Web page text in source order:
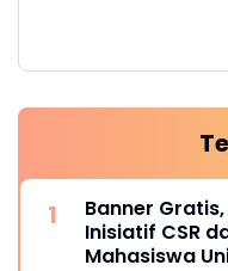
Banner
Inisiatif CSR
Mahasiswa